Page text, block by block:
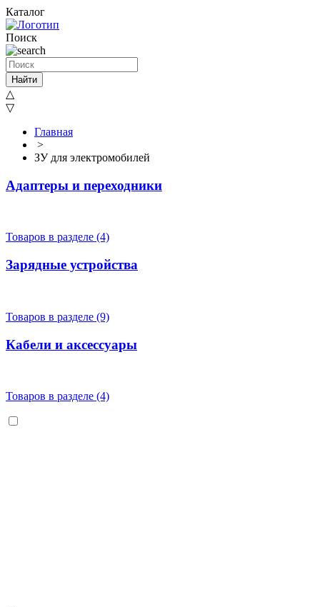
Каталог
Поиск
Найти
△
▽
Главная
>
ЗУ для электромобилей
Адаптеры и переходники
Товаров в разделе (4)
Зарядные устройства
Товаров в разделе (9)
Кабели и аксессуары
Товаров в разделе (4)